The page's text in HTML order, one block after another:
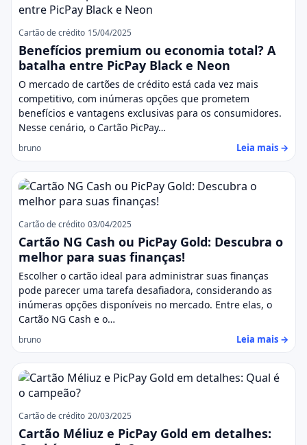
Cartão de crédito 15/04/2025
Benefícios premium ou economia total? A
batalha entre PicPay Black e Neon
O mercado de cartões de crédito está cada vez mais
competitivo, com inúmeras opções que prometem
benefícios e vantagens exclusivas para os consumidores.
Nesse cenário, o Cartão PicPay…
bruno Leia mais →
Cartão de crédito 03/04/2025
Cartão NG Cash ou PicPay Gold: Descubra o
melhor para suas finanças!
Escolher o cartão ideal para administrar suas finanças
pode parecer uma tarefa desafiadora, considerando as
inúmeras opções disponíveis no mercado. Entre elas, o
Cartão NG Cash e o…
bruno Leia mais →
Cartão de crédito 20/03/2025
Cartão Méliuz e PicPay Gold em detalhes: